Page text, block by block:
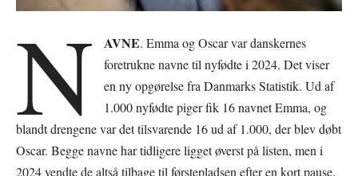
N AVNE. Emma og Oscar var danskernes
foretrukne navne til nyfødte i 2024. Det viser
en ny opgørelse fra Danmarks Statistik. Ud af
1.000 nyfødte piger fik 16 navnet Emma, og
blandt drengene var det tilsvarende 16 ud af 1.000, der blev døbt
Oscar. Begge navne har tidligere ligget øverst på listen, men i
2024 vendte de altså tilbage til førstepladsen efter en kort pause.